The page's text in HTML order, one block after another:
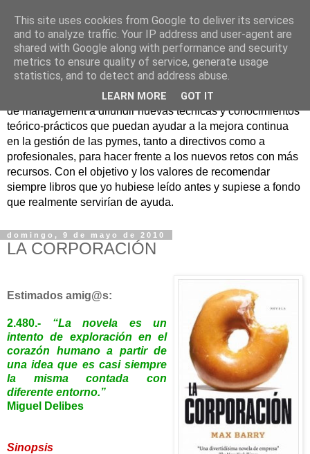
Nuevo Viernes - Nuevo
Libro
Nace con la misión de ayudar mediante la lectura de libros
de management a difundir nuevas técnicas y conocimientos
teórico-prácticos que puedan ayudar a la mejora continua
en la gestión de las pymes, tanto a directivos como a
profesionales, para hacer frente a los nuevos retos con más
recursos. Con el objetivo y los valores de recomendar
siempre libros que yo hubiese leído antes y supiese a fondo
que realmente servirían de ayuda.
domingo, 9 de mayo de 2010
LA CORPORACIÓN
Estimados amig@s:
2.480.- “La novela es un
intento de exploración en el
corazón humano a partir de
una idea que es casi siempre
la misma contada con
diferente entorno.”
Miguel Delibes
Sinopsis
This site uses cookies from Google to deliver its services
and to analyze traffic. Your IP address and user-agent are
shared with Google along with performance and security
metrics to ensure quality of service, generate usage
statistics, and to detect and address abuse.
LEARN MORE GOT IT